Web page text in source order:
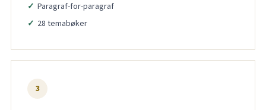
Paragraf-for-paragraf
28 temabøker
3